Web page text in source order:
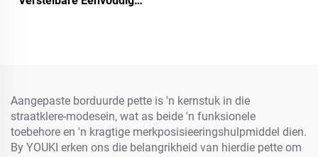
Aangepaste borduurde pette is 'n kernstuk in die
straatklere-modesein, wat as beide 'n funksionele
toebehore en 'n kragtige merkposisieeringshulpmiddel dien.
By YOUKI erken ons die belangrikheid van hierdie pette om